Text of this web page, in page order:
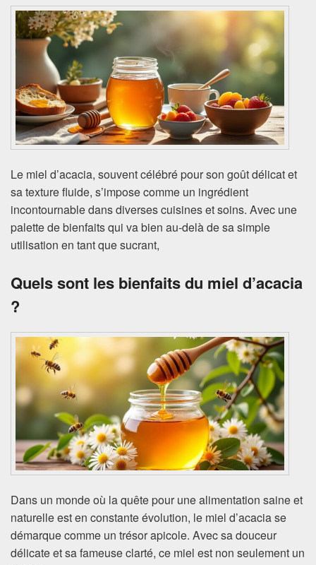
Le miel d’acacia, souvent célébré pour son goût délicat et
sa texture fluide, s’impose comme un ingrédient
incontournable dans diverses cuisines et soins. Avec une
palette de bienfaits qui va bien au-delà de sa simple
utilisation en tant que sucrant,
Quels sont les bienfaits du miel d’acacia
?
Dans un monde où la quête pour une alimentation saine et
naturelle est en constante évolution, le miel d’acacia se
démarque comme un trésor apicole. Avec sa douceur
délicate et sa fameuse clarté, ce miel est non seulement un